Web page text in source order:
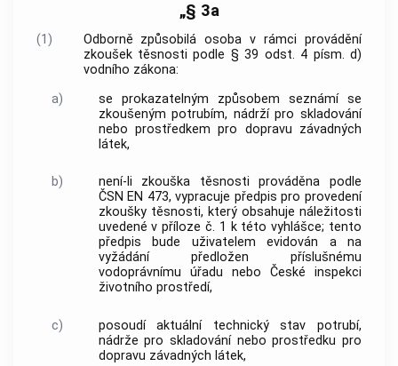
„§ 3a
(1)
Odborně způsobilá osoba v rámci provádění
zkoušek těsnosti podle § 39 odst. 4 písm. d)
vodního zákona:
a)
se prokazatelným způsobem seznámí se
zkoušeným potrubím, nádrží pro skladování
nebo prostředkem pro dopravu závadných
látek,
b)
není-li zkouška těsnosti prováděna podle
ČSN EN 473, vypracuje předpis pro provedení
zkoušky těsnosti, který obsahuje náležitosti
uvedené v příloze č. 1 k této vyhlášce; tento
předpis bude uživatelem evidován a na
vyžádání předložen příslušnému
vodoprávnímu úřadu nebo České inspekci
životního prostředí,
c)
posoudí aktuální technický stav potrubí,
nádrže pro skladování nebo prostředku pro
dopravu závadných látek,